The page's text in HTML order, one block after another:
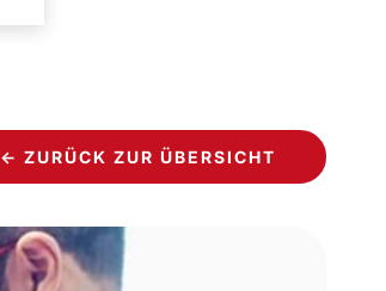
← ZURÜCK ZUR ÜBERSICHT